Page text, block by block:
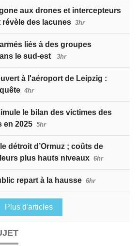
aux drones et intercepteurs
des lacunes 3hr
liés à des groupes
le sud-est
3hr
à l'aéroport de Leipzig :
4hr
le bilan des victimes des
en 2025 5hr
détroit d’Ormuz ; coûts de
plus hauts niveaux 6hr
repart à la hausse 6hr
Plus d'articles